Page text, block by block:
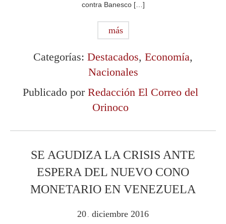
contra Banesco […]
más
Categorías: Destacados, Economía,
Nacionales
Publicado por Redacción El Correo del
Orinoco
SE AGUDIZA LA CRISIS ANTE
ESPERA DEL NUEVO CONO
MONETARIO EN VENEZUELA
20 . diciembre 2016